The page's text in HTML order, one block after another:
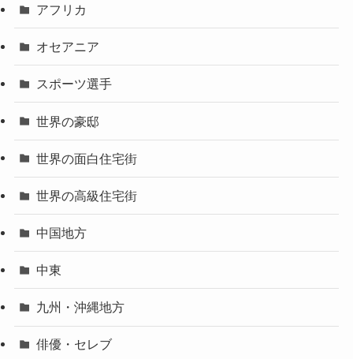
アフリカ
オセアニア
スポーツ選手
世界の豪邸
世界の面白住宅街
世界の高級住宅街
中国地方
中東
九州・沖縄地方
俳優・セレブ